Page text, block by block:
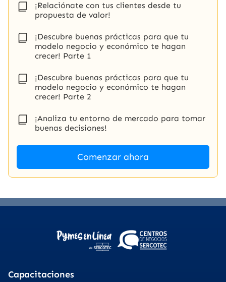
¡Relaciónate con tus clientes desde tu
propuesta de valor!
¡Descubre buenas prácticas para que tu
modelo negocio y económico te hagan
crecer! Parte 1
¡Descubre buenas prácticas para que tu
modelo negocio y económico te hagan
crecer! Parte 2
¡Analiza tu entorno de mercado para tomar
buenas decisiones!
Comenzar ahora
Capacitaciones